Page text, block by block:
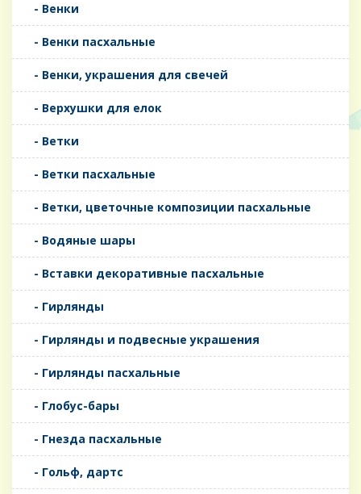
- Венки
- Венки пасхальные
- Венки, украшения для свечей
- Верхушки для елок
- Ветки
- Ветки пасхальные
- Ветки, цветочные композиции пасхальные
- Водяные шары
- Вставки декоративные пасхальные
- Гирлянды
- Гирлянды и подвесные украшения
- Гирлянды пасхальные
- Глобус-бары
- Гнезда пасхальные
- Гольф, дартс